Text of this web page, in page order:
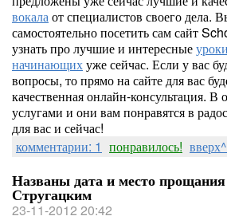
вокалаот специалистов своего дела.
самостоятельно посетить сам сайт
узнать про лучшие и интересные
начинающихуже сейчас. Если у вас
вопросы, то прямо на сайте для вас
качественная онлайн-консультация. В
услугами и они вам понравятся в
для вас и сейчас!
комментарии: 1 понравилось! вверх^
Названы дата и место
Стругацким
23-11-2012 20:42